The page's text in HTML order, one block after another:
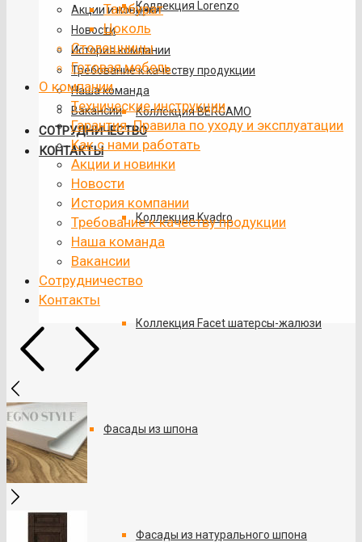
Коллекция Lorenzo
Коллекция BERGAMO
Коллекция Kvadro
Коллекция Facet шатерсы-жалюзи
Фасады из шпона
Фасады из натурального шпона
Акции и новинки
Новости
История компании
Требование к качеству продукции
Наша команда
Вакансии
СОТРУДНИЧЕСТВО
КОНТАКТЫ
Тамбурат
Цоколь
Столешницы
Готовая мебель
О компании
Технические инструкции
Гарантия. Правила по уходу и эксплуатации
Как с нами работать
Акции и новинки
Новости
История компании
Требование к качеству продукции
Наша команда
Вакансии
Сотрудничество
Контакты